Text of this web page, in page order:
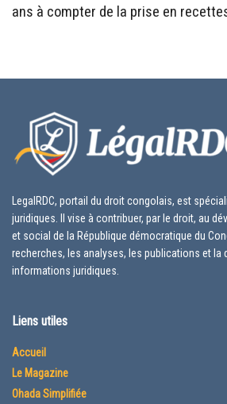
ans à compter de la prise en
LegalRDC, portail du droit congolais, est
juridiques. Il vise à contribuer, par le droit, au
et social de la République démocratique du
recherches, les analyses, les publications et la
informations juridiques.
Liens utiles
Accueil
Le Magazine
Ohada Simplifiée